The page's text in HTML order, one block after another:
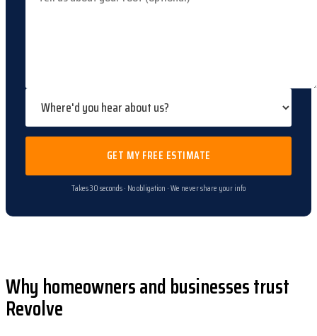
GET MY FREE ESTIMATE
Takes 30 seconds · No obligation · We never share your info
Why homeowners and businesses trust
Revolve